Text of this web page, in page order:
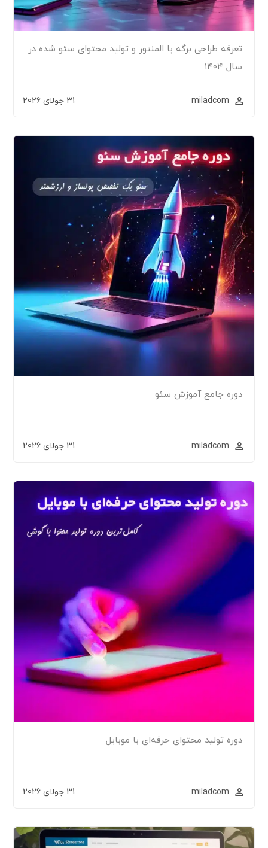
تعرفه طراحی برگه با المنتور و تولید محتوای سئو شده در
سال ۱۴۰۴
miladcom 31 جولای 2026
دوره جامع آموزش سئو
miladcom 31 جولای 2026
دوره تولید محتوای حرفه‌ای با موبایل
miladcom 31 جولای 2026